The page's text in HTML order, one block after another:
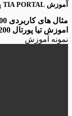
آموزش TIA PORTAL پیشرفته با مثال
مثال های کاربردی plc s7 1200
اموزش تیا پورتال s7 1200
نمونه آموزش